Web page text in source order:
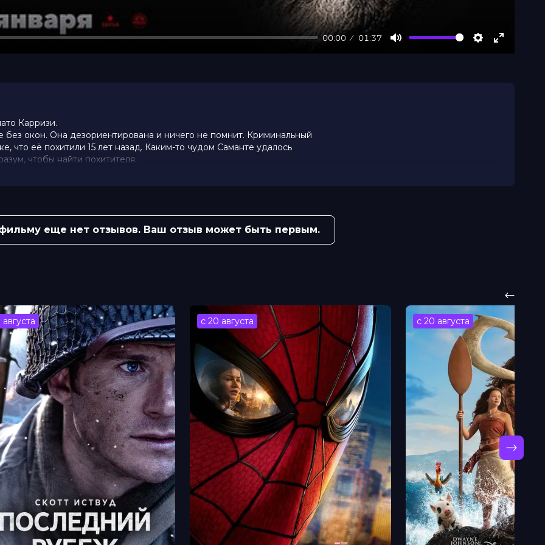
00:00 01:37
Mute Settings
Enter
Карризи.
без окон. Она дезориентирована и ничего не помнит. Криминальный
что её похитили 15 лет назад. Каким-то чудом Саманте удалось
чтобы найти похитителя.
в себя время показа рекламных роликов, согласно условиям
Белле, Виничио Маркиони,
Дини, Sergio Grossini, Карла
Arcadu
еще нет отзывов. Ваш отзыв может быть первым.
августа с 20 августа с 20 августа